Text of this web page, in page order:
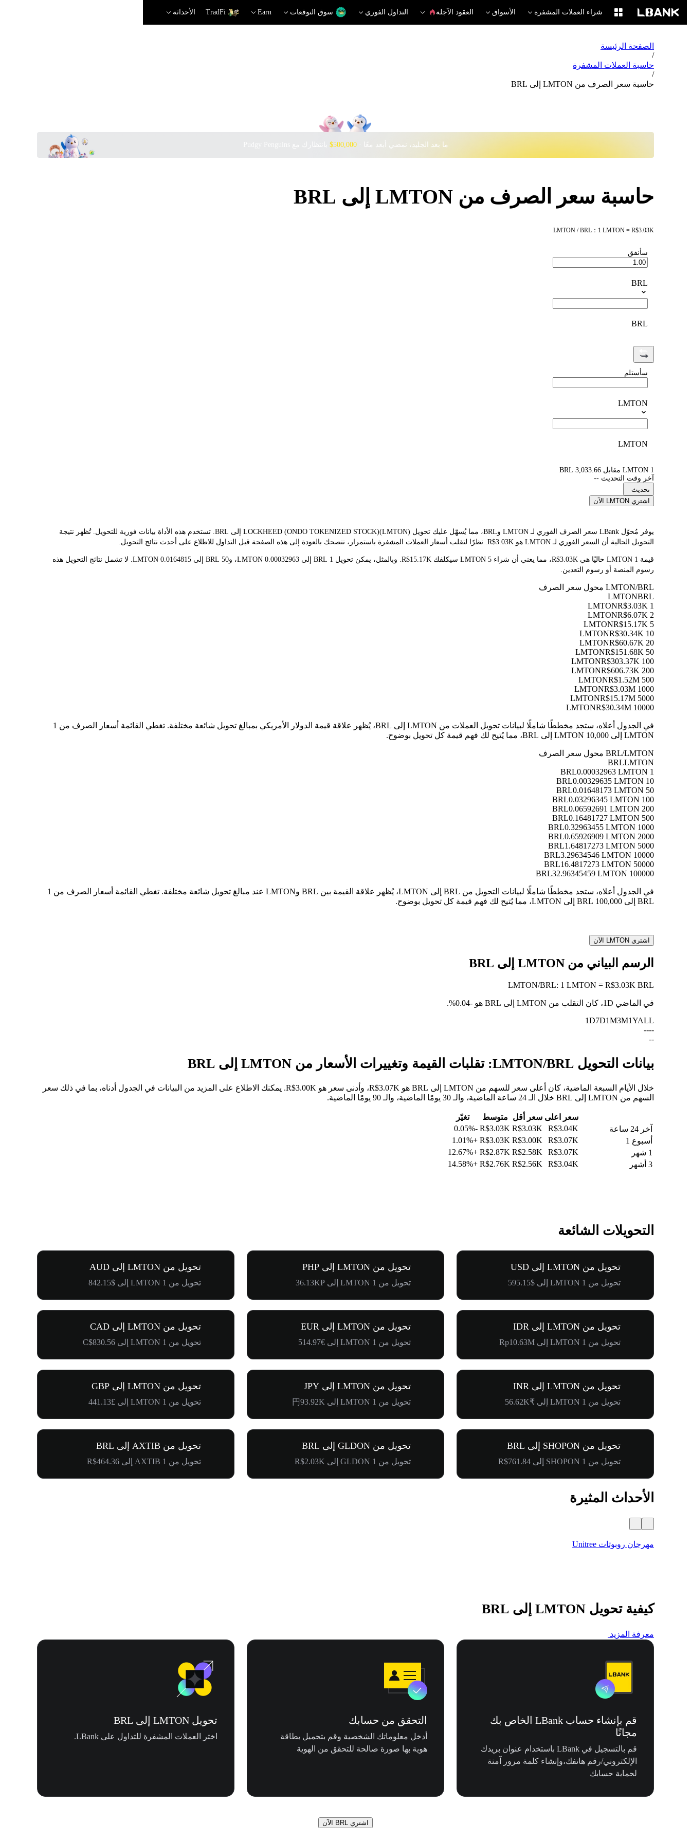
شراء العملات المشفرة الأسواق العقود الآجلة التداول الفوري سوق التوقعات Earn
TradFi الأحداثة
الصفحة الرئيسة
/
حاسبة العملات المشفرة
/
حاسبة سعر الصرف من LMTON إلى BRL
ما بعد الجليد، نمضي أبعد معًا · ‎$500,000 بانتظارك مع Pudgy Penguins
حاسبة سعر الصرف من LMTON إلى BRL
LMTON / BRL：1 LMTON = R$3.03K
سأنفق
BRL
BRL
سأستلم
LMTON
LMTON
1 LMTON مقابل 3,033.66 BRL
آخر وقت التحديث --
تحديث
اشتري LMTON الآن
يوفر مُحوّل LBank سعر الصرف الفوري لـ LMTON وBRL، مما يُسهّل عليك تحويل LOCKHEED (ONDO TOKENIZED STOCK)(LMTON) إلى BRL. تستخدم هذه الأداة بيانات فورية للتحويل. تُظهر نتيجة
التحويل الحالية أن السعر الفوري لـ LMTON هو R$3.03K. نظرًا لتقلب أسعار العملات المشفرة باستمرار، ننصحك بالعودة إلى هذه الصفحة قبل التداول للاطلاع على أحدث نتائج التحويل.
قيمة 1 LMTON حاليًا هي R$3.03K، مما يعني أن شراء 5 LMTON سيكلفك R$15.17K. وبالمثل، يمكن تحويل 1 BRL إلى 0.00032963 LMTON، و50 BRL إلى 0.0164815 LMTON. لا تشمل نتائج التحويل هذه
رسوم المنصة أو رسوم التعدين.
LMTON/BRL محول سعر الصرف
LMTONBRL
1 LMTON
R$3.03K
2 LMTON
R$6.07K
5 LMTON
R$15.17K
10 LMTON
R$30.34K
20 LMTON
R$60.67K
50 LMTON
R$151.68K
100 LMTON
R$303.37K
200 LMTON
R$606.73K
500 LMTON
R$1.52M
1000 LMTON
R$3.03M
5000 LMTON
R$15.17M
10000 LMTON
R$30.34M
في الجدول أعلاه، ستجد مخططًا شاملًا لبيانات تحويل العملات من LMTON إلى BRL، يُظهر علاقة قيمة الدولار الأمريكي بمبالغ تحويل شائعة مختلفة. تغطي القائمة أسعار الصرف من 1
LMTON إلى 10,000 LMTON إلى BRL، مما يُتيح لك فهم قيمة كل تحويل بوضوح.
BRL/LMTON محول سعر الصرف
BRLLMTON
1 BRL
0.00032963 LMTON
10 BRL
0.00329635 LMTON
50 BRL
0.01648173 LMTON
100 BRL
0.03296345 LMTON
200 BRL
0.06592691 LMTON
500 BRL
0.16481727 LMTON
1000 BRL
0.32963455 LMTON
2000 BRL
0.65926909 LMTON
5000 BRL
1.64817273 LMTON
10000 BRL
3.29634546 LMTON
50000 BRL
16.4817273 LMTON
100000 BRL
32.96345459 LMTON
في الجدول أعلاه، ستجد مخططًا شاملًا لبيانات التحويل من BRL إلى LMTON، يُظهر علاقة القيمة بين BRL وLMTON عند مبالغ تحويل شائعة مختلفة. تغطي القائمة أسعار الصرف من 1
BRL إلى 100,000 BRL إلى LMTON، مما يُتيح لك فهم قيمة كل تحويل بوضوح.
اشتري LMTON الآن
الرسم البياني من LMTON إلى BRL
LMTON/BRL: 1 LMTON = R$3.03K BRL
في الماضي 1D، كان التقلب من LMTON إلى BRL هو -0.04%
.
1D7D1M3M1YALL
--
--
--
بيانات التحويل LMTON/BRL: تقلبات القيمة وتغييرات الأسعار من LMTON إلى BRL
خلال الأيام السبعة الماضية، كان أعلى سعر للسهم من LMTON إلى BRL هو R$3.07K، وأدنى سعر هو R$3.00K. يمكنك الاطلاع على المزيد من البيانات في الجدول أدناه، بما في ذلك سعر
السهم من LMTON إلى BRL خلال الـ 24 ساعة الماضية، والـ 30 يومًا الماضية، والـ 90 يومًا الماضية.
سعر اعلى سعر أقل متوسط
تغيّر
آخر 24 ساعة
R$3.04K
R$3.03K
R$3.03K
-0.05%
أسبوع 1
R$3.07K
R$3.00K
R$3.03K
+1.01%
1 شهر
R$3.07K
R$2.58K
R$2.87K
+12.67%
3 أشهر
R$3.04K
R$2.56K
R$2.76K
+14.58%
التحويلات الشائعة
تحويل من LMTON إلى USD
تحويل من 1 LMTON إلى $595.15
تحويل من LMTON إلى PHP
تحويل من 1 LMTON إلى ₱36.13K
تحويل من LMTON إلى AUD
تحويل من 1 LMTON إلى $842.15
تحويل من LMTON إلى IDR
تحويل من 1 LMTON إلى Rp10.63M
تحويل من LMTON إلى EUR
تحويل من 1 LMTON إلى €514.97
تحويل من LMTON إلى CAD
تحويل من 1 LMTON إلى C$830.56
تحويل من LMTON إلى INR
تحويل من 1 LMTON إلى ₹56.62K
تحويل من LMTON إلى JPY
تحويل من 1 LMTON إلى 円93.92K
تحويل من LMTON إلى GBP
تحويل من 1 LMTON إلى £441.13
تحويل من SHOPON إلى BRL
تحويل من 1 SHOPON إلى R$761.84
تحويل من GLDON إلى BRL
تحويل من 1 GLDON إلى R$2.03K
تحويل من AXTIB إلى BRL
تحويل من 1 AXTIB إلى R$464.36
الأحداث المثيرة
مهرجان روبوتات Unitree
كيفية تحويل LMTON إلى BRL
معرفة المزيد
قم بإنشاء حساب LBank الخاص بك
مجانًا
قم بالتسجيل في LBank باستخدام عنوان بريدك
الإلكتروني/رقم هاتفك،وإنشاء كلمة مرور آمنة
لحماية حسابك
التحقق من حسابك
أدخل معلوماتك الشخصية وقم بتحميل بطاقة
هوية بها صورة صالحة للتحقق من الهوية
تحويل LMTON إلى BRL
اختر العملات المشفرة للتداول على LBank.
اشتري BRL الآن